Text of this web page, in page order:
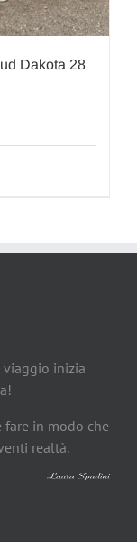
Dakota 28
inizia
in modo che
realtà.